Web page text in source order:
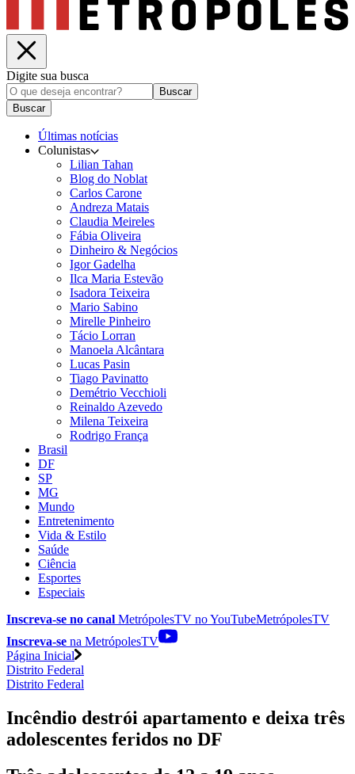
Digite sua busca
Buscar
Buscar
Últimas notícias
Colunistas
Lilian Tahan
Blog do Noblat
Carlos Carone
Andreza Matais
Claudia Meireles
Fábia Oliveira
Dinheiro & Negócios
Igor Gadelha
Ilca Maria Estevão
Isadora Teixeira
Mario Sabino
Mirelle Pinheiro
Tácio Lorran
Manoela Alcântara
Lucas Pasin
Tiago Pavinatto
Demétrio Vecchioli
Reinaldo Azevedo
Milena Teixeira
Rodrigo França
Brasil
DF
SP
MG
Mundo
Entretenimento
Vida & Estilo
Saúde
Ciência
Esportes
Especiais
Inscreva-se no canal MetrópolesTV noYouTubeMetrópolesTV
Inscreva-se na MetrópolesTV
Página Inicial
Distrito Federal
Distrito Federal
Incêndio destrói apartamento e deixa três
adolescentes feridos no DF